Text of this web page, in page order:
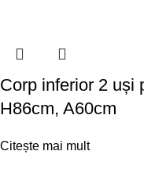
Corp inferior 2 uși
H86cm, A60cm
Citește mai mult